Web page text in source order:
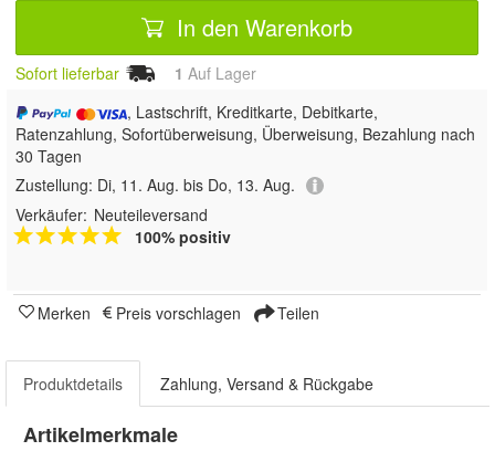
In den Warenkorb
Sofort lieferbar 1 Auf Lager
, Lastschrift, Kreditkarte, Debitkarte,
Ratenzahlung, Sofortüberweisung, Überweisung, Bezahlung nach
30 Tagen
Zustellung: Di, 11. Aug. bis Do, 13. Aug.
Verkäufer: Neuteileversand
100% positiv
Merken Preis vorschlagen Teilen
Produktdetails Zahlung, Versand & Rückgabe
Artikelmerkmale